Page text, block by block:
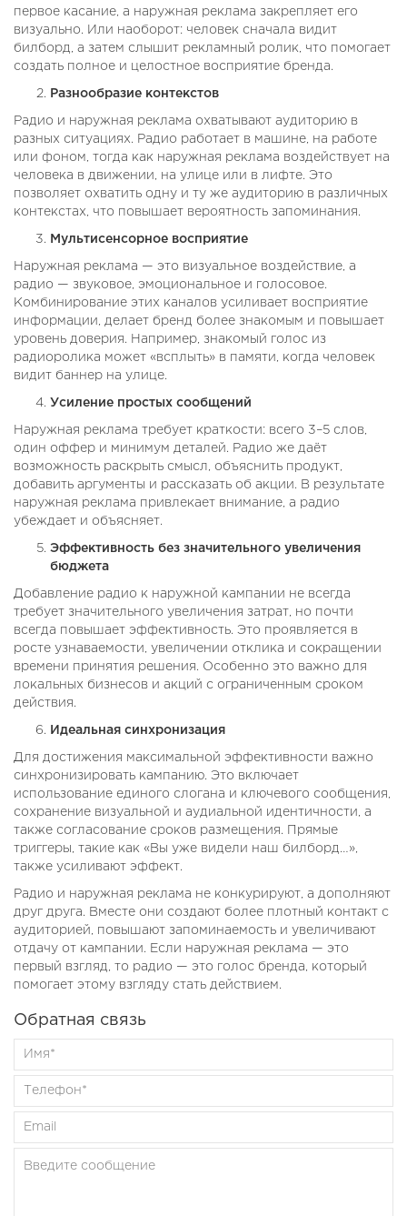
первое касание, а наружная реклама закрепляет его
визуально. Или наоборот: человек сначала видит
билборд, а затем слышит рекламный ролик, что помогает
создать полное и целостное восприятие бренда.
Разнообразие контекстов
Радио и наружная реклама охватывают аудиторию в
разных ситуациях. Радио работает в машине, на работе
или фоном, тогда как наружная реклама воздействует на
человека в движении, на улице или в лифте. Это
позволяет охватить одну и ту же аудиторию в различных
контекстах, что повышает вероятность запоминания.
Мультисенсорное восприятие
Наружная реклама — это визуальное воздействие, а
радио — звуковое, эмоциональное и голосовое.
Комбинирование этих каналов усиливает восприятие
информации, делает бренд более знакомым и повышает
уровень доверия. Например, знакомый голос из
радиоролика может «всплыть» в памяти, когда человек
видит баннер на улице.
Усиление простых сообщений
Наружная реклама требует краткости: всего 3–5 слов,
один оффер и минимум деталей. Радио же даёт
возможность раскрыть смысл, объяснить продукт,
добавить аргументы и рассказать об акции. В результате
наружная реклама привлекает внимание, а радио
убеждает и объясняет.
Эффективность без значительного увеличения
бюджета
Добавление радио к наружной кампании не всегда
требует значительного увеличения затрат, но почти
всегда повышает эффективность. Это проявляется в
росте узнаваемости, увеличении отклика и сокращении
времени принятия решения. Особенно это важно для
локальных бизнесов и акций с ограниченным сроком
действия.
Идеальная синхронизация
Для достижения максимальной эффективности важно
синхронизировать кампанию. Это включает
использование единого слогана и ключевого сообщения,
сохранение визуальной и аудиальной идентичности, а
также согласование сроков размещения. Прямые
триггеры, такие как «Вы уже видели наш билборд…»,
также усиливают эффект.
Радио и наружная реклама не конкурируют, а дополняют
друг друга. Вместе они создают более плотный контакт с
аудиторией, повышают запоминаемость и увеличивают
отдачу от кампании. Если наружная реклама — это
первый взгляд, то радио — это голос бренда, который
помогает этому взгляду стать действием.
Обратная связь